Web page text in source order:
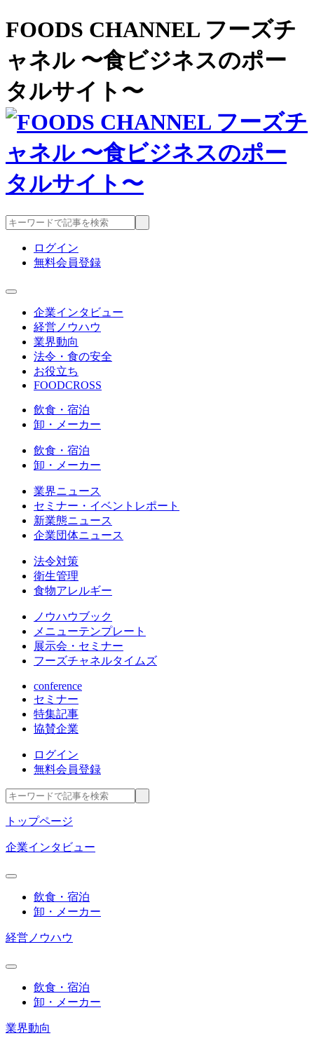
FOODS CHANNEL フーズチ
ャネル 〜食ビジネスのポー
タルサイト〜
ログイン
無料会員登録
企業インタビュー
経営ノウハウ
業界動向
法令・食の安全
お役立ち
FOODCROSS
飲食・宿泊
卸・メーカー
飲食・宿泊
卸・メーカー
業界ニュース
セミナー・イベントレポート
新業態ニュース
企業団体ニュース
法令対策
衛生管理
食物アレルギー
ノウハウブック
メニューテンプレート
展示会・セミナー
フーズチャネルタイムズ
conference
セミナー
特集記事
協賛企業
ログイン
無料会員登録
トップページ
企業インタビュー
飲食・宿泊
卸・メーカー
経営ノウハウ
飲食・宿泊
卸・メーカー
業界動向